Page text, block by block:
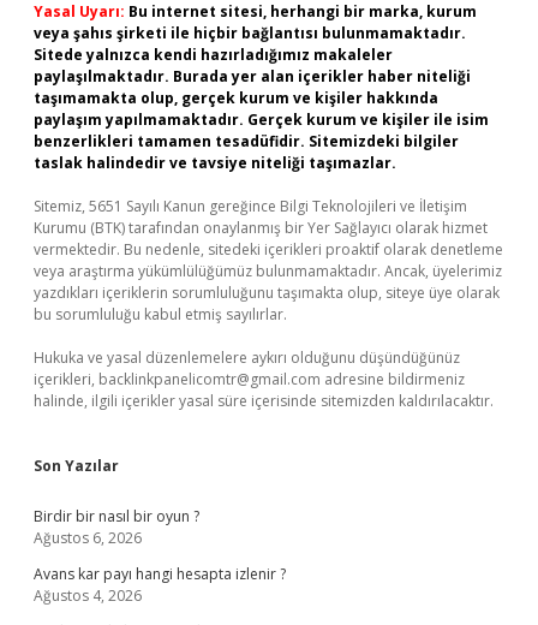
Yasal Uyarı: Bu internet sitesi, herhangi bir marka, kurum
veya şahıs şirketi ile hiçbir bağlantısı bulunmamaktadır.
Sitede yalnızca kendi hazırladığımız makaleler
paylaşılmaktadır. Burada yer alan içerikler haber niteliği
taşımamakta olup, gerçek kurum ve kişiler hakkında
paylaşım yapılmamaktadır. Gerçek kurum ve kişiler ile isim
benzerlikleri tamamen tesadüfidir. Sitemizdeki bilgiler
taslak halindedir ve tavsiye niteliği taşımazlar.
Sitemiz, 5651 Sayılı Kanun gereğince Bilgi Teknolojileri ve İletişim
Kurumu (BTK) tarafından onaylanmış bir Yer Sağlayıcı olarak hizmet
vermektedir. Bu nedenle, sitedeki içerikleri proaktif olarak denetleme
veya araştırma yükümlülüğümüz bulunmamaktadır. Ancak, üyelerimiz
yazdıkları içeriklerin sorumluluğunu taşımakta olup, siteye üye olarak
bu sorumluluğu kabul etmiş sayılırlar.
Hukuka ve yasal düzenlemelere aykırı olduğunu düşündüğünüz
içerikleri, backlinkpanelicomtr@gmail.com adresine bildirmeniz
halinde, ilgili içerikler yasal süre içerisinde sitemizden kaldırılacaktır.
Son Yazılar
Birdir bir nasıl bir oyun ?
Ağustos 6, 2026
Avans kar payı hangi hesapta izlenir ?
Ağustos 4, 2026